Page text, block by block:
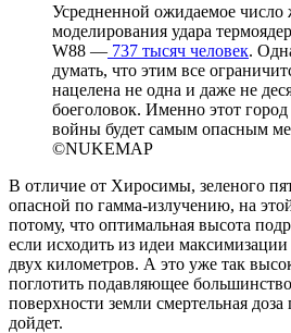
Усредненной ожидаемое число
моделирования удара
W88 — 737 тысяч человек.
думать, что этим все
нацелена не одна и даже не
боеголовок. Именно этот
войны будет самым опасным
©NUKEMAP
В отличие от Хиросимы, зеленого
опасной по гамма-излучению, на
потому, что оптимальная высота
если исходить из идеи
двух километров. А это уже так
поглотить подавляющее
поверхности земли смертельная
дойдет.